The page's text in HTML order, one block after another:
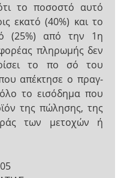
το ποσοστό αυτό
εκατό (40%) και το
(25%) από την 1η
πληρωμής δεν
το πο­ σό του
απέκτησε ο πραγ­
όλο το εισόδημα που
της πώλησης, της
των μετοχών ή